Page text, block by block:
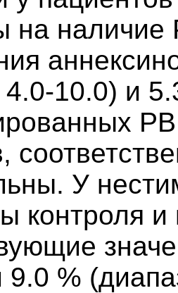
на
4.0-10.0) и
У
контроля и
9.0 %